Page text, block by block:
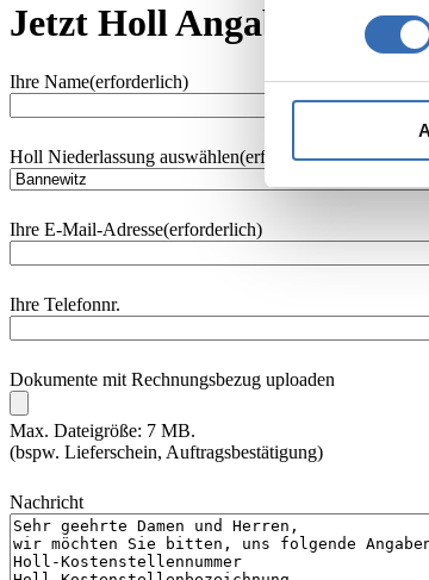
Jetzt Holl Angaben
Ihre Name(erforderlich)
Holl Niederlassung auswählen(erforderlich)
Ihre E-Mail-Adresse(erforderlich)
Ihre Telefonnr.
Dokumente mit Rechnungsbezug uploaden
Max. Dateigröße: 7 MB.
(bspw. Lieferschein, Auftragsbestätigung)
Nachricht